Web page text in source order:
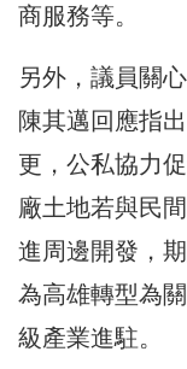
商服務等。
另外，議員關
陳其邁回應指
更，公私協力
廠土地若與民
進周邊開發，
為高雄轉型為
級產業進駐。